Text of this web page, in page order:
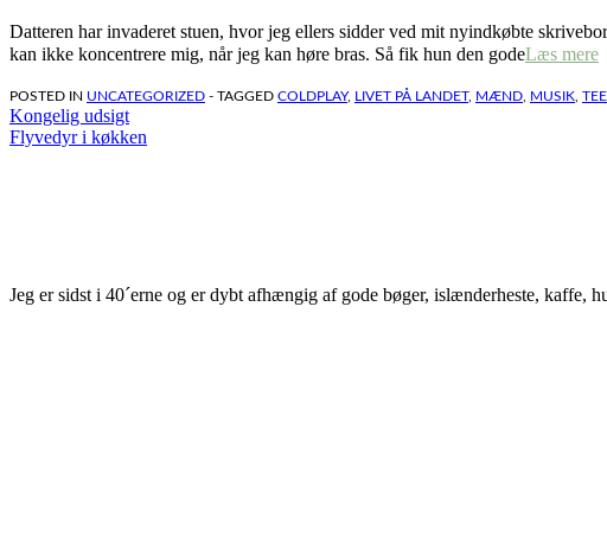
Datteren har invaderet stuen, hvor jeg ellers sidder ved mit nyindkøbte
kan ikke koncentrere mig, når jeg kan høre bras. Så fik hun den godeLæs mere
POSTED IN UNCATEGORIZED - TAGGED COLDPLAY, LIVET PÅ LANDET, MÆND MUSIK
Indlægsnavigation
Kongelig udsigt
Flyvedyr i køkken
Jeg er sidst i 40´erne og er dybt afhængig af gode bøger, islænderheste, kaffe,